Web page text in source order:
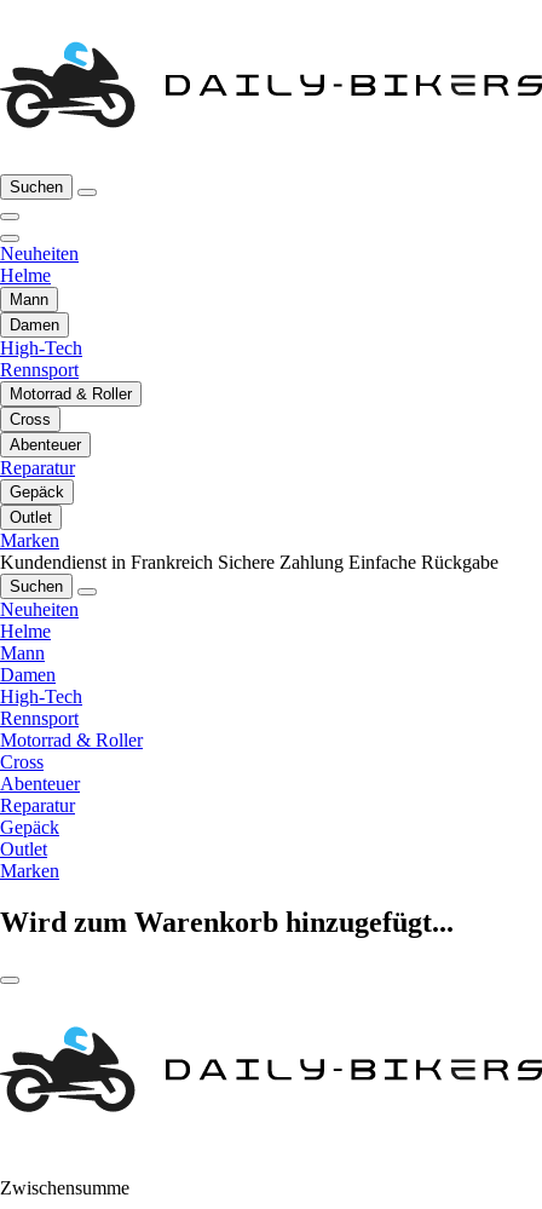
Suchen
Neuheiten
Helme
Mann
Damen
High-Tech
Rennsport
Motorrad & Roller
Cross
Abenteuer
Reparatur
Gepäck
Outlet
Marken
Kundendienst in Frankreich Sichere Zahlung Einfache Rückgabe
Suchen
Neuheiten
Helme
Mann
Damen
High-Tech
Rennsport
Motorrad & Roller
Cross
Abenteuer
Reparatur
Gepäck
Outlet
Marken
Wird zum Warenkorb hinzugefügt...
Zwischensumme